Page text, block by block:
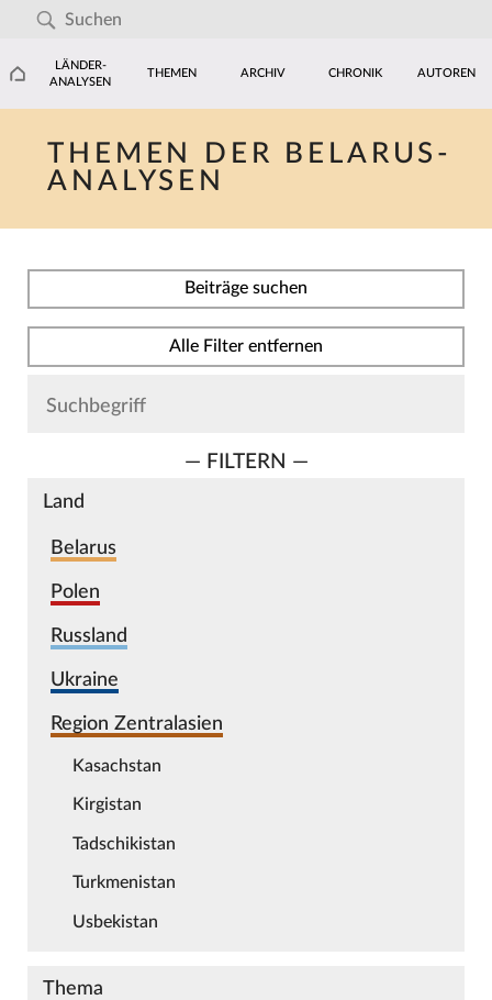
LÄNDER-
ANALYSEN
THEMEN ARCHIV CHRONIK AUTOREN
THEMEN DER BELARUS-
ANALYSEN
Beiträge suchen
Alle Filter entfernen
— FILTERN —
Land
Belarus
Polen
Russland
Ukraine
Region Zentralasien
Kasachstan
Kirgistan
Tadschikistan
Turkmenistan
Usbekistan
Thema